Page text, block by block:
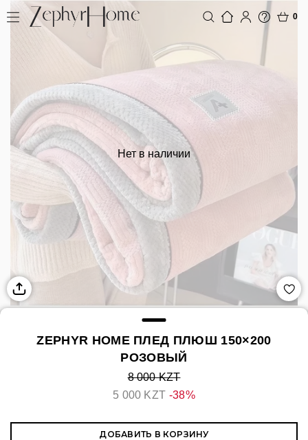
0
Нет в наличии
ZEPHYR HOME ПЛЕД ПЛЮШ 150×200
РОЗОВЫЙ
8 000 KZT
5 000 KZT -38%
ДОБАВИТЬ В КОРЗИНУ